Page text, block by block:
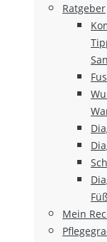
Ratgeber
Mein